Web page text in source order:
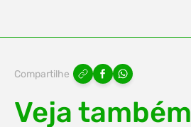
Compartilhe
Veja também